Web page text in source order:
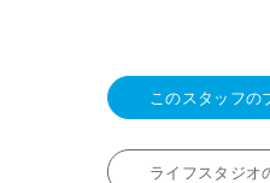
このスタッフの
ライフスタジオ